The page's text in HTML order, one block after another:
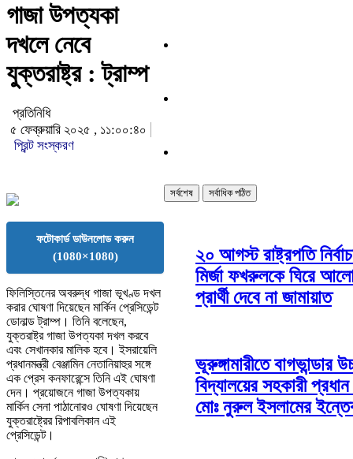
গাজা উপত্যকা
দখলে নেবে
যুক্তরাষ্ট্র : ট্রাম্প
প্রতিনিধি
৫ ফেব্রুয়ারি ২০২৫ , ১১:০০:৪০
প্রিন্ট সংস্করণ
ফটোকার্ড ডাউনলোড করুন
(1080×1080)
ফিলিস্তিনের অবরুদ্ধ গাজা ভূখণ্ড দখল
করার ঘোষণা দিয়েছেন মার্কিন প্রেসিডেন্ট
ডোনাল্ড ট্রাম্প। তিনি বলেছেন,
যুক্তরাষ্ট্র গাজা উপত্যকা দখল করবে
এবং সেখানকার মালিক হবে। ইসরায়েলি
প্রধানমন্ত্রী বেঞ্জামিন নেতানিয়াহুর সঙ্গে
এক প্রেস কনফারেন্সে তিনি এই ঘোষণা
দেন। প্রয়োজনে গাজা উপত্যকায়
মার্কিন সেনা পাঠানোরও ঘোষণা দিয়েছেন
যুক্তরাষ্ট্রের রিপাবলিকান এই
প্রেসিডেন্ট।
সর্বশেষ সর্বাধিক পঠিত
২০ আগস্ট রাষ্ট্রপতি
মির্জা ফখরুলকে ঘিরে
প্রার্থী দেবে না জামায়াত
ভূরুঙ্গামারীতে বাগভান্ডার
বিদ্যালয়ের সহকারী
মোঃ নুরুল ইসলামের